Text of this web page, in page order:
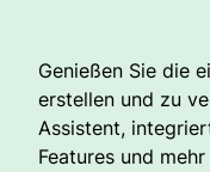
Genießen Sie die
erstellen und zu
Assistent,
Features und